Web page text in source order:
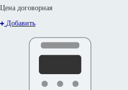
Цена договорная
Добавить